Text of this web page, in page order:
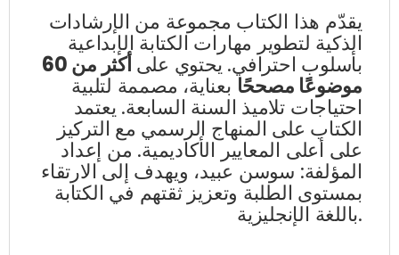
يقدّم هذا الكتاب مجموعة من الإرشادات
الذكية لتطوير مهارات الكتابة الإبداعية
بأسلوب احترافي. يحتوي على أكثر من 60
موضوعًا مصححًا بعناية، مصممة لتلبية
احتياجات تلاميذ السنة السابعة. يعتمد
الكتاب على المنهاج الرسمي مع التركيز
على أعلى المعايير الأكاديمية. من إعداد
المؤلفة: سوسن عبيد، ويهدف إلى الارتقاء
بمستوى الطلبة وتعزيز ثقتهم في الكتابة
باللغة الإنجليزية.